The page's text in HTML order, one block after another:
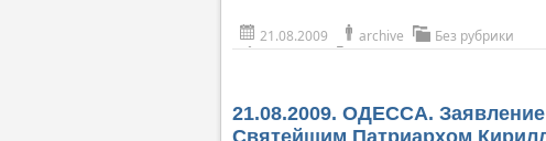
21.08.2009 archive Без рубрики
21.08.2009. ОДЕССА.
Святейшим Патриархом